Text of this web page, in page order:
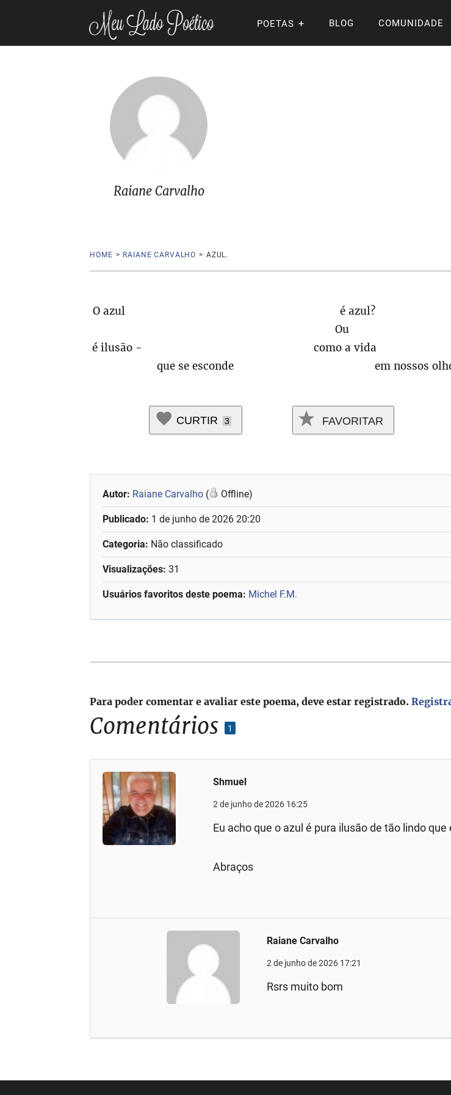
POETAS BLOG COMUNIDADE
Raiane Carvalho
HOME > RAIANE CARVALHO > AZUL.
O azul é
Ou
é ilusão - como a
que se esconde em nossos
CURTIR 3 FAVORITAR
Autor: Raiane Carvalho ( Offline)
Publicado: 1 de junho de 2026 20:20
Categoria: Não classificado
Visualizações: 31
Usuários favoritos deste poema: Michel F.M.
Comentários 1
Shmuel
2 de junho de 2026 16:25
Eu acho que o azul é pura ilusão de tão lindo que
Abraços
Raiane Carvalho
2 de junho de 2026 17:21
Rsrs muito bom
Para poder comentar e avaliar este poema, deve estar registrado.